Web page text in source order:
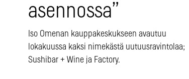
asennossa”
Iso Omenan kauppakeskukseen avautuu
lokakuussa kaksi nimekästä uutuusravintolaa;
Sushibar + Wine ja Factory.